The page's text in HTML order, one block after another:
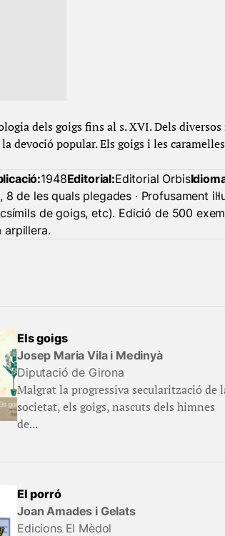
dels goigs fins al s. XVI. Dels diversos
devoció popular. Els goigs i les
1948Editorial:Editorial Orbis
8 de les quals plegades · Profusament
de goigs, etc). Edició de 500
arpillera.
Els goigs
Josep Maria Vila i Medinyà
Diputació de Girona
Malgrat la progressiva secularització de
societat, els goigs, nascuts dels himnes
de...
El porró
Joan Amades i Gelats
Edicions El Mèdol